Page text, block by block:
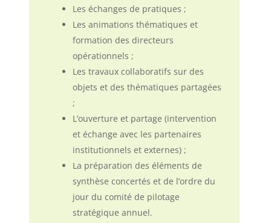
Les échanges de pratiques ;
Les animations thématiques et
formation des directeurs
opérationnels ;
Les travaux collaboratifs sur des
objets et des thématiques partagées
;
L’ouverture et partage (intervention
et échange avec les partenaires
institutionnels et externes) ;
La préparation des éléments de
synthèse concertés et de l’ordre du
jour du comité de pilotage
stratégique annuel.